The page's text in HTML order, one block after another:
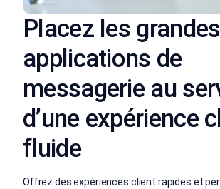
Placez les grandes
applications de
messagerie au
d’une expérience
fluide
Offrez des expériences client rapides et